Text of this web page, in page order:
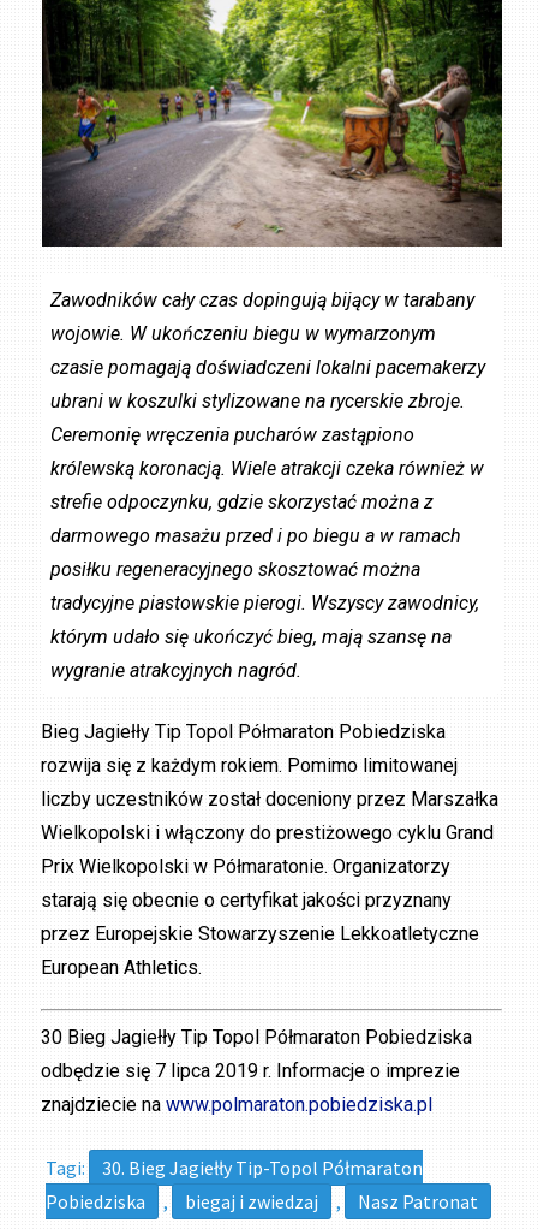
Zawodników cały czas dopingują bijący w tarabany
wojowie. W ukończeniu biegu w wymarzonym
czasie pomagają doświadczeni lokalni pacemakerzy
ubrani w koszulki stylizowane na rycerskie zbroje.
Ceremonię wręczenia pucharów zastąpiono
królewską koronacją. Wiele atrakcji czeka również w
strefie odpoczynku, gdzie skorzystać można z
darmowego masażu przed i po biegu a w ramach
posiłku regeneracyjnego skosztować można
tradycyjne piastowskie pierogi. Wszyscy zawodnicy,
którym udało się ukończyć bieg, mają szansę na
wygranie atrakcyjnych nagród.
Bieg Jagiełły Tip Topol Półmaraton Pobiedziska
rozwija się z każdym rokiem. Pomimo limitowanej
liczby uczestników został doceniony przez Marszałka
Wielkopolski i włączony do prestiżowego cyklu Grand
Prix Wielkopolski w Półmaratonie. Organizatorzy
starają się obecnie o certyfikat jakości przyznany
przez Europejskie Stowarzyszenie Lekkoatletyczne
European Athletics.
30 Bieg Jagiełły Tip Topol Półmaraton Pobiedziska
odbędzie się 7 lipca 2019 r. Informacje o imprezie
znajdziecie na www.polmaraton.pobiedziska.pl
Tagi:
30. Bieg Jagiełły Tip-Topol Półmaraton
Pobiedziska
, biegaj i zwiedzaj , Nasz Patronat